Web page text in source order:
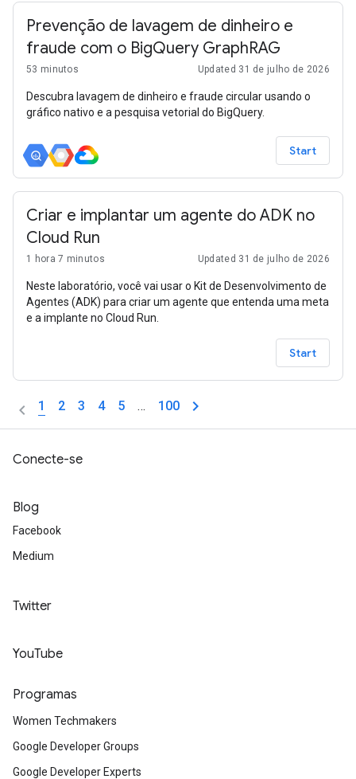
Prevenção de lavagem de dinheiro e
fraude com o BigQuery GraphRAG
53 minutos Updated 31 de julho de 2026
Descubra lavagem de dinheiro e fraude circular usando o
gráfico nativo e a pesquisa vetorial do BigQuery.
Start
Criar e implantar um agente do ADK no
Cloud Run
1 hora 7 minutos Updated 31 de julho de 2026
Neste laboratório, você vai usar o Kit de Desenvolvimento de
Agentes (ADK) para criar um agente que entenda uma meta
e a implante no Cloud Run.
Start
1 2 3 4 5 … 100
Conecte-se
Blog
Facebook
Medium
Twitter
YouTube
Programas
Women Techmakers
Google Developer Groups
Google Developer Experts